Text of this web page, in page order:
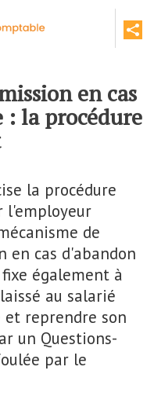
en cas
: la procédure
la procédure
l'employeur
de
en cas d'abandon
également à
au salarié
et reprendre son
un Questions-
par le